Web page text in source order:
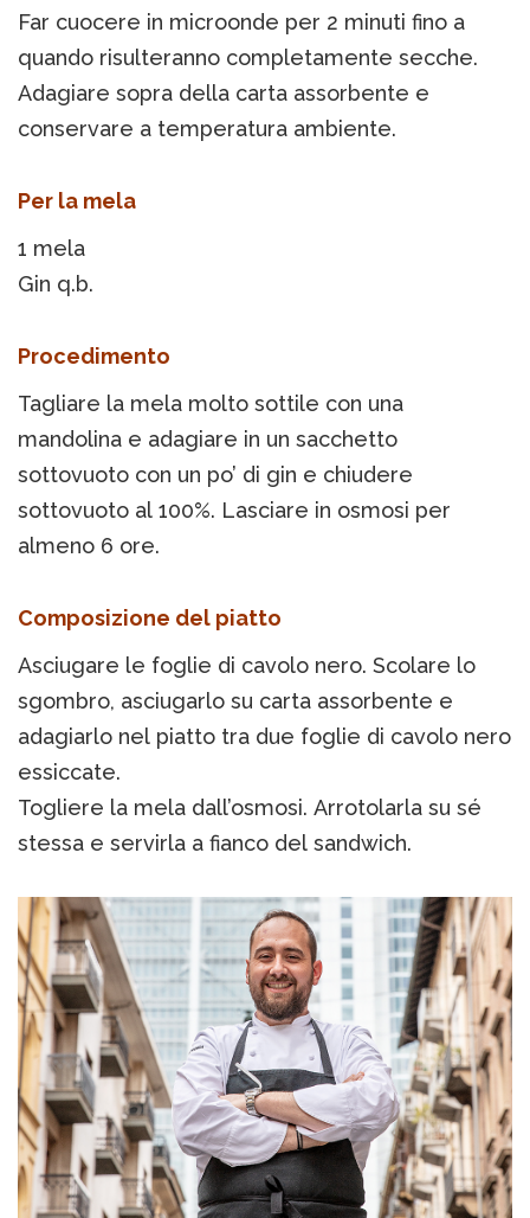
Far cuocere in microonde per 2 minuti fino a
quando risulteranno completamente secche.
Adagiare sopra della carta assorbente e
conservare a temperatura ambiente.
Per la mela
1 mela
Gin q.b.
Procedimento
Tagliare la mela molto sottile con una
mandolina e adagiare in un sacchetto
sottovuoto con un po’ di gin e chiudere
sottovuoto al 100%. Lasciare in osmosi per
almeno 6 ore.
Composizione del piatto
Asciugare le foglie di cavolo nero. Scolare lo
sgombro, asciugarlo su carta assorbente e
adagiarlo nel piatto tra due foglie di cavolo nero
essiccate.
Togliere la mela dall’osmosi. Arrotolarla su sé
stessa e servirla a fianco del sandwich.